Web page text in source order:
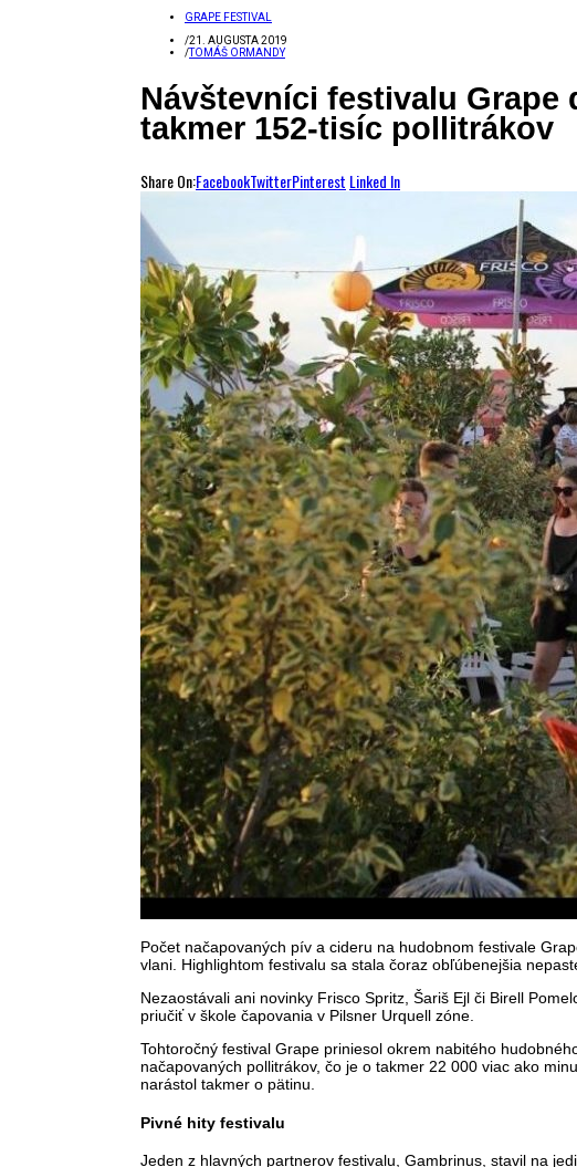
GRAPE FESTIVAL
/21. AUGUSTA 2019
/TOMÁŠ ORMANDY
Návštevníci festivalu
takmer 152-tisíc pollitrákov
Share On:FacebookTwitterPinterest Linked In
Počet načapovaných pív a cideru na hudobnom festivale
vlani. Highlightom festivalu sa stala čoraz obľúbenejšia
Nezaostávali ani novinky Frisco Spritz, Šariš Ejl či Birell
priučiť v škole čapovania v Pilsner Urquell zóne.
Tohtoročný festival Grape priniesol okrem nabitého
načapovaných pollitrákov, čo je o takmer 22 000 viac ako
narástol takmer o pätinu.
Pivné hity festivalu
Jeden z hlavných partnerov festivalu, Gambrinus, stavil na